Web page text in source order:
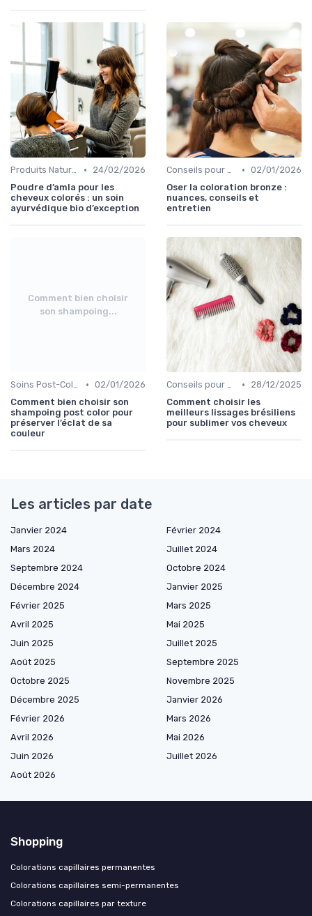
Produits Naturels et Bio pour Entretien •
24/02/2026
Poudre d’amla pour les
cheveux colorés : un soin
ayurvédique bio d’exception
Conseils pour Prolonger la Couleur • 02/01/2026
Oser la coloration bronze :
nuances, conseils et
entretien
Comment bien choisir
son shampoing...
Soins Post-Coloration • 02/01/2026
Comment bien choisir son
shampoing post color pour
préserver l’éclat de sa
couleur
Conseils pour Cheveux Abîmés •
28/12/2025
Comment choisir les
meilleurs lissages brésiliens
pour sublimer vos cheveux
Les articles par date
Janvier 2024
Février 2024
Mars 2024
Juillet 2024
Septembre 2024
Octobre 2024
Décembre 2024
Janvier 2025
Février 2025
Mars 2025
Avril 2025
Mai 2025
Juin 2025
Juillet 2025
Août 2025
Septembre 2025
Octobre 2025
Novembre 2025
Décembre 2025
Janvier 2026
Février 2026
Mars 2026
Avril 2026
Mai 2026
Juin 2026
Juillet 2026
Août 2026
Shopping
Colorations capillaires permanentes
Colorations capillaires semi-permanentes
Colorations capillaires par texture